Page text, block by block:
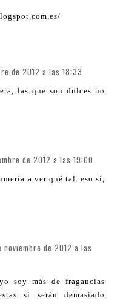
de 2012 a las 18:33
las que son dulces no
de 2012 a las 19:00
a ver qué tal. eso sí,
noviembre de 2012 a las
soy más de fragancias
si serán demasiado